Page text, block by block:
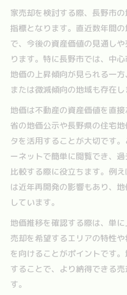
家売却を検討する際、長野市
指標となります。直近数年間
で、今後の資産価値の見通し
ります。特に長野市では、中
地価の上昇傾向が見られる一
または微減傾向の地域も存在し
地価は不動産の資産価値を直
省の地価公示や長野県の住宅
タを活用することが大切です
ーネットで簡単に閲覧でき、
比較する際に役立ちます。例
は近年再開発の影響もあり、
しています。
地価推移を確認する際は、単に
売却を希望するエリアの特性
を向けることがポイントです
することで、より納得できる
す。